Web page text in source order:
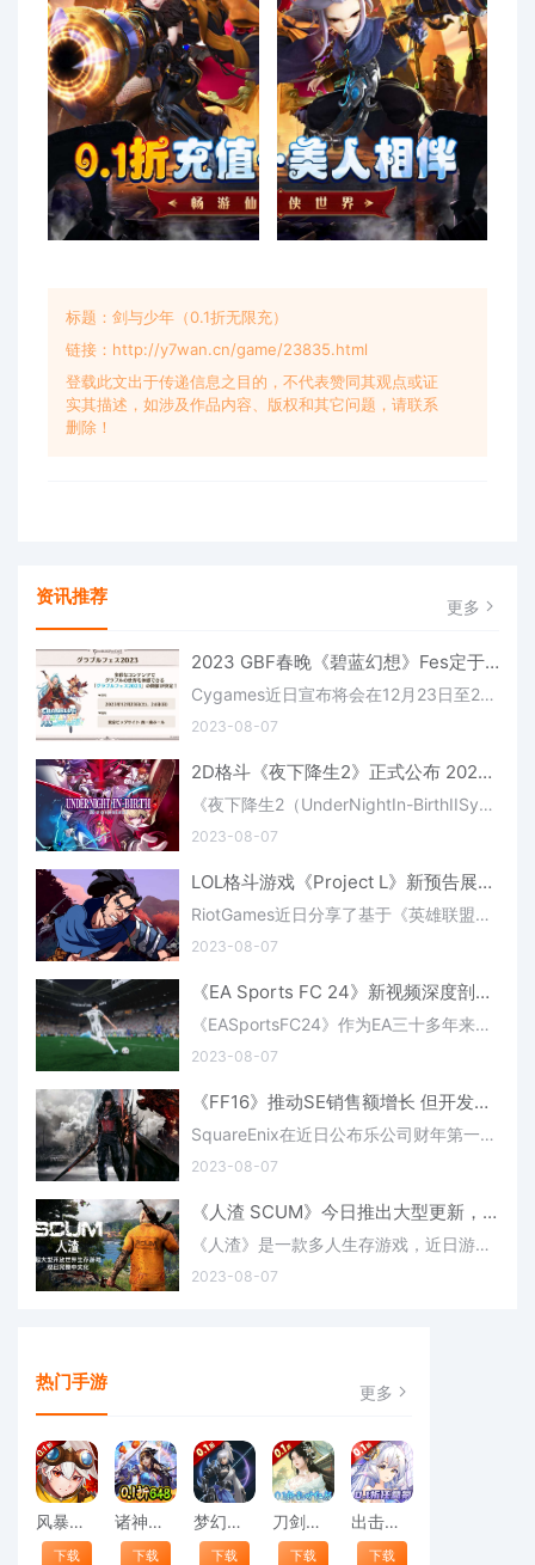
标题：剑与少年（0.1折无限充）
链接：http://y7wan.cn/game/23835.html
登载此文出于传递信息之目的，不代表赞同其观点或证
实其描述，如涉及作品内容、版权和其它问题，请联系
删除！
资讯推荐 更多
2023 GBF春晚《碧蓝幻想》Fes定于12/23-24进行
Cygames近日宣布将会在12月23日至24日期间在东京台场的东京国际展示场西展厅和南展厅举办2023年的《碧蓝幻想》Fes展会，本次展会中也会有大量的新内容和活动展示，具体的信息感兴趣的玩家可以关注一下。GranblueFant
2023-08-07
2D格斗《夜下降生2》正式公布 2024年登陆多平台
《夜下降生2（UnderNightIn-BirthIISys:Celes）》是一款2D格斗游戏续作，游戏由发行商ArcSystemWorks和开发商French-Bread宣布将会在2024年上线PS5、PS4、任天堂Switch主机和PC（Steam）平台，游戏支持对战回滚网络
2023-08-07
LOL格斗游戏《Project L》新预告展示亚索及更多内容(LOL格斗游戏)
RiotGames近日分享了基于《英雄联盟》系列的衍生格斗作品：“ProjectL”的新预告内容，本次在预告中官方展示了游戏中的新角色亚索，具体的信息感兴趣的玩家可以了解一下。同原作Moba游戏一样，亚索是一位剑术大师，
2023-08-07
《EA Sports FC 24》新视频深度剖析比赛日体验
《EASportsFC24》作为EA三十多年来的首款不包含FIFA正式授权许可的足球模拟游戏，近日发布了一个新的视频对游戏中的比赛日体验优化进行解析，游戏即便没有FIFA的授权也得到了可观的授权。在《EASportsFC24》中，厂商
2023-08-07
《FF16》推动SE销售额增长 但开发成本使利润下降
SquareEnix在近日公布乐公司财年第一季度的财务业绩，其中包含了游戏《最终幻想16》发售后的影响。根据财报中表示，在2023年4月1日至6月30日期间，整个公司的净销售额为856.69亿日元（同比增长14.4%），营业收入为30
2023-08-07
《人渣 SCUM》今日推出大型更新，同时完全支持中文语言
《人渣》是一款多人生存游戏，近日游戏的发行商Jagex和开发商Gamepires推出了该作的最新更新内容——“Smokin'Hot”，本次更新中游戏在Steam平台还开启了6折促销活动，更新改进了游戏的男角色模型，还加入了新的敌人
2023-08-07
热门手游 更多
风暴幻想（首续0.1折）
下载
诸神国度（首续0.1折）
下载
梦幻七雄（首续0.1折）
下载
刀剑萌侠（0.1折乱世红颜）
下载
出击吧主公（0.1折）
下载